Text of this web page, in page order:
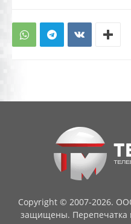
Copyright © 2007-2026.
защищены. Перепечатка